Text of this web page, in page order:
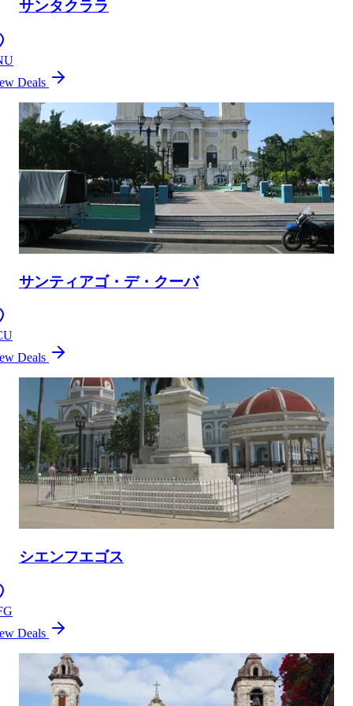
サンタクララ
Deals
サンティアゴ・デ・クーバ
Deals
シエンフエゴス
Deals